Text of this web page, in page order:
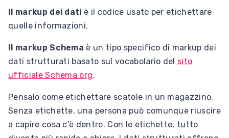
Il markup dei dati è il codice usato per etichettare
quelle informazioni.
Il markup Schema è un tipo specifico di markup dei
dati strutturati basato sul vocabolario del sito
ufficiale Schema.org.
Pensalo come etichettare scatole in un magazzino.
Senza etichette, una persona può comunque riuscire
a capire cosa c’è dentro. Con le etichette, tutto